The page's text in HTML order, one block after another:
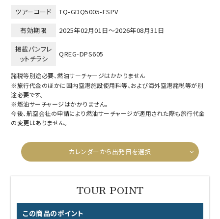
ツアーコード
TQ-GDQ5005-FSPV
有効期限
2025年02月01日～2026年08月31日
掲載パンフレ
ットチラシ
QREG-DPS605
諸税等別途必要、燃油サーチャージはかかりません
※旅行代金のほかに国内空港施設使用料等、および海外空港諸税等が別
途必要です。
※燃油サーチャージはかかりません。
今後、航空会社の申請により燃油サーチャージが適用された際も旅行代金
の変更はありません。
カレンダーから出発日を選択
この商品のポイント